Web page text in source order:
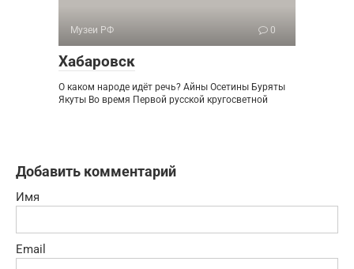
Музеи РФ 0
Хабаровск
О каком народе идёт речь? Айны Осетины Буряты
Якуты Во время Первой русской кругосветной
Добавить комментарий
Имя
Email